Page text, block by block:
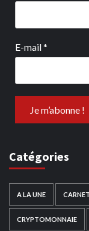
E-mail*
Catégories
A LA UNE
CRYPTOMONNAIE